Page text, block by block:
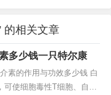
的相关文章
多少钱一只特尔康
素的作用与功效多少钱 白
使细胞毒性T细胞、自然